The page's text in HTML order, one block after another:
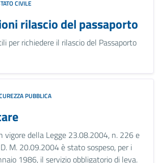
CIVILE
rilascio del passaporto
per richiedere il rilascio del Passaporto
PUBBLICA
vigore della Legge 23.08.2004, n. 226 e
M. 20.09.2004 è stato sospeso, per i
1986, il servizio obbligatorio di leva.